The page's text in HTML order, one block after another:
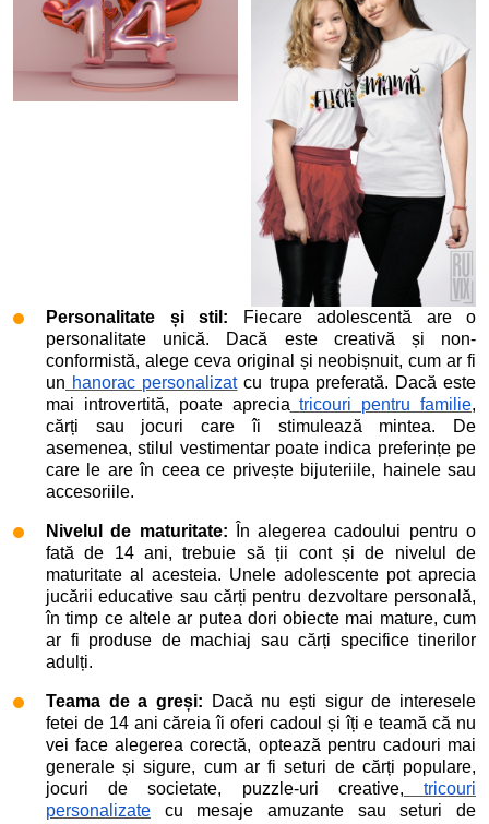
Personalitate și stil:
Fiecare adolescentă are o
personalitate unică. Dacă este creativă și non-
conformistă, alege ceva original și neobișnuit, cum ar fi
un hanorac personalizatcu trupa preferată. Dacă este
mai introvertită, poate aprecia tricouri pentru familie,
cărți sau jocuri care îi stimulează mintea. De
asemenea, stilul vestimentar poate indica preferințe pe
care le are în ceea ce privește bijuteriile, hainele sau
accesoriile.
Nivelul de maturitate: În alegerea cadoului pentru o
fată de 14 ani, trebuie să ții cont și de nivelul de
maturitate al acesteia. Unele adolescente pot aprecia
jucării educative sau cărți pentru dezvoltare personală,
în timp ce altele ar putea dori obiecte mai mature, cum
ar fi produse de machiaj sau cărți specifice tinerilor
adulți.
Teama de a greși: Dacă nu ești sigur de interesele
fetei de 14 ani căreia îi oferi cadoul și îți e teamă că nu
vei face alegerea corectă, optează pentru cadouri mai
generale și sigure, cum ar fi seturi de cărți populare,
jocuri de societate, puzzle-uri creative,
tricouri
personalizate cu mesaje amuzante sau seturi de